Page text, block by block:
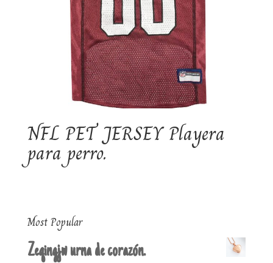
NFL PET JERSEY Playera
para perro.
Most Popular
Zeqingjw urna de corazón.